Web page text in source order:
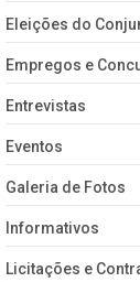
Eleições do
Empregos e
Entrevistas
Eventos
Galeria de Fotos
Informativos
Licitações e